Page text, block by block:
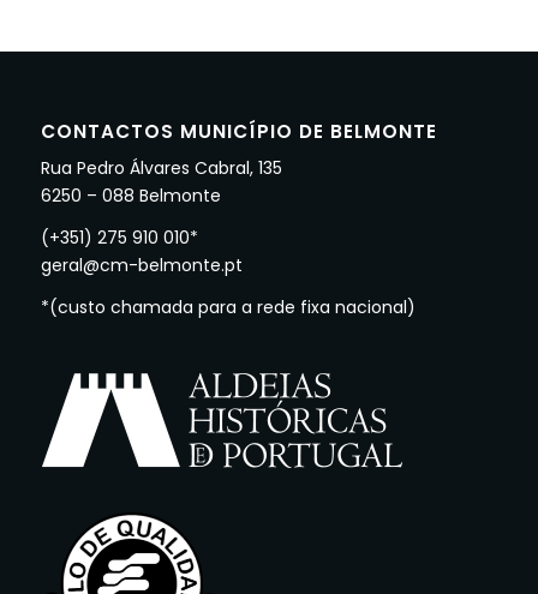
CONTACTOS MUNICÍPIO DE BELMONTE
Rua Pedro Álvares Cabral, 135
6250 – 088 Belmonte
(+351) 275 910 010*
geral@cm-belmonte.pt
*(custo chamada para a rede fixa nacional)